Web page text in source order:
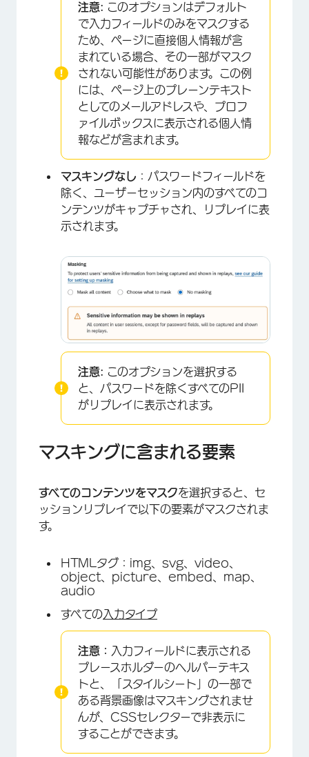
×
×
注意: このオプションはデフォルト
で入力フィールドのみをマスクする
ため、ページに直接個人情報が含
まれている場合、その一部がマスク
されない可能性があります。この例
には、ページ上のプレーンテキスト
としてのメールアドレスや、プロフ
ァイルボックスに表示される個人情
報などが含まれます。
マスキングなし ：パスワードフィールドを
除く、ユーザーセッション内のすべてのコ
ンテンツがキャプチャされ、リプレイに表
示されます。
注意: このオプションを選択する
と、パスワードを除くすべてのPII
がリプレイに表示されます。
マスキングに含まれる要素
すべてのコンテンツをマスクを選択すると、セ
ッションリプレイで以下の要素がマスクされま
す。
HTMLタグ：img、svg、video、
object、picture、embed、map、
audio
すべての入力タイプ
注意：
入力フィールドに表示される
プレースホルダーのヘルパーテキス
トと、「スタイルシート」の一部で
ある背景画像はマスキングされませ
んが、CSSセレクターで非表示に
することができます。